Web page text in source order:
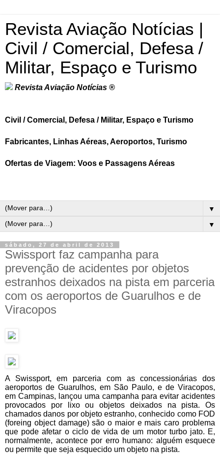
Revista Aviação Notícias |
Civil / Comercial, Defesa /
Militar, Espaço e Turismo
Revista Aviação Notícias ®
Civil / Comercial, Defesa / Militar, Espaço e Turismo
Fabricantes, Linhas Aéreas, Aeroportos, Turismo
Ofertas de Viagem: Voos e Passagens Aéreas
▼
▼
sábado, 27 de abril de 2013
Swissport faz campanha para
prevenção de acidentes por objetos
estranhos deixados na pista em parceria
com os aeroportos de Guarulhos e de
Viracopos
A Swissport, em parceria com as concessionárias dos
aeroportos de Guarulhos, em São Paulo, e de Viracopos,
em Campinas, lançou uma campanha para evitar acidentes
provocados por lixo ou objetos deixados na pista. Os
chamados danos por objeto estranho, conhecido como FOD
(foreing object damage) são o maior e mais caro problema
que pode afetar o ciclo de vida de um motor turbo jato. E,
normalmente, acontece por erro humano: alguém esquece
ou permite que seja esquecido um objeto na pista.